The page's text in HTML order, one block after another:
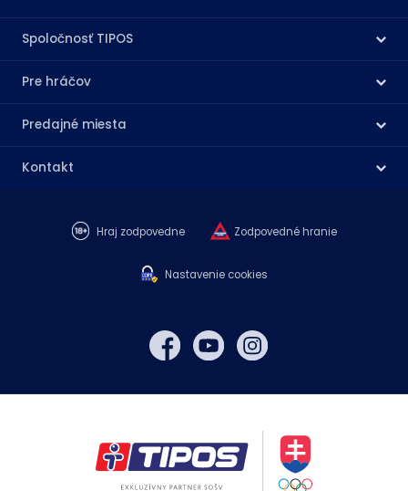
Spoločnosť TIPOS
Pre hráčov
Predajné miesta
Kontakt
Hraj zodpovedne Zodpovedné hranie
Nastavenie cookies